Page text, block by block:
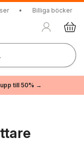
• Billiga böcker
till 50% →